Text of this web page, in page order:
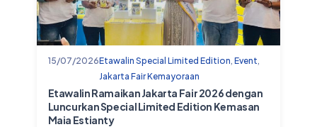
15/07/2026Etawalin Special Limited Edition Event
Jakarta Fair Kemayoraan
Etawalin Ramaikan Jakarta Fair 2026 dengan
Luncurkan Special Limited Edition Kemasan
Maia Estianty